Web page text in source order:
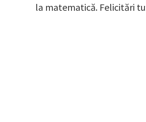
la matematică. Felicitări